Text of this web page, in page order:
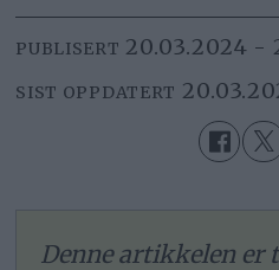
PUBLISERT 20.03.2024 -
SIST OPPDATERT
Denne artikkelen er